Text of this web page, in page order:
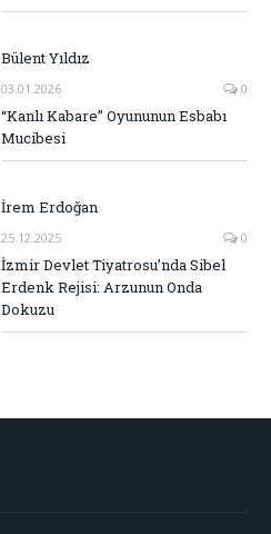
Bülent Yıldız
03.01.2026 0
“Kanlı Kabare” Oyununun Esbabı
Mucibesi
İrem Erdoğan
25.12.2025 0
İzmir Devlet Tiyatrosu’nda Sibel
Erdenk Rejisi: Arzunun Onda
Dokuzu